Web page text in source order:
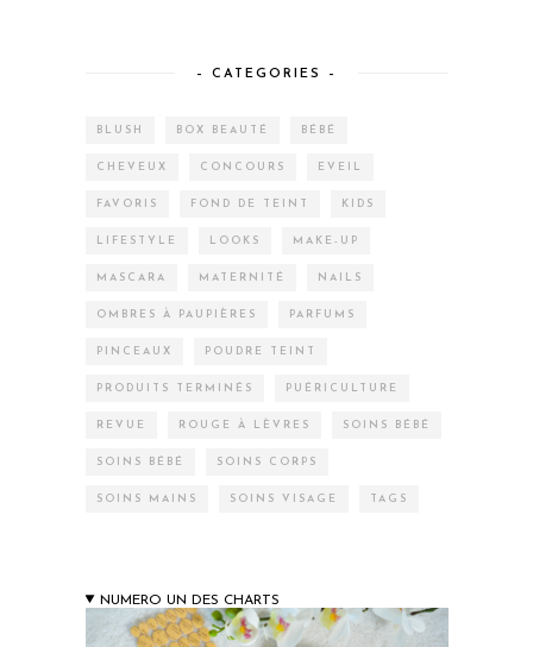
– CATEGORIES –
BLUSH BOX BEAUTÉ BÉBÉ
CHEVEUX CONCOURS EVEIL
FAVORIS FOND DE TEINT KIDS
LIFESTYLE LOOKS MAKE-UP
MASCARA MATERNITÉ NAILS
OMBRES À PAUPIÈRES PARFUMS
PINCEAUX POUDRE TEINT
PRODUITS TERMINÉS PUÉRICULTURE
REVUE ROUGE À LÈVRES SOINS BÉBÉ
SOINS BÉBÉ SOINS CORPS
SOINS MAINS SOINS VISAGE TAGS
NUMERO UN DES CHARTS